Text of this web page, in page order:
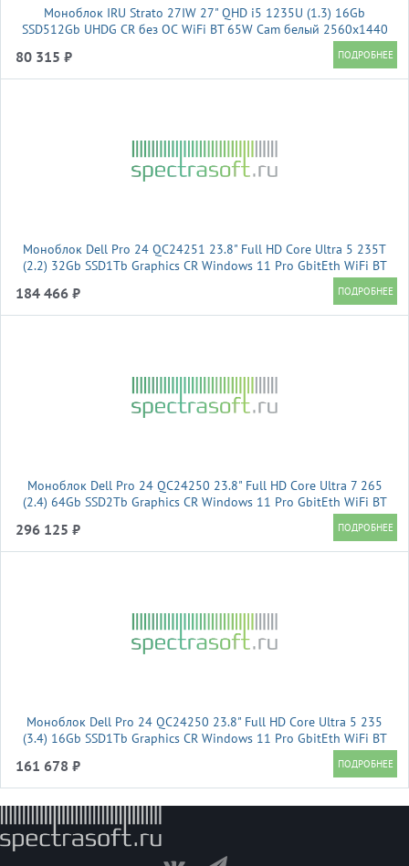
Моноблок IRU Strato 27IW 27" QHD i5 1235U (1.3) 16Gb
SSD512Gb UHDG CR без ОС WiFi BT 65W Cam белый 2560x1440
80 315 ₽
Моноблок Dell Pro 24 QC24251 23.8" Full HD Core Ultra 5 235T
(2.2) 32Gb SSD1Tb Graphics CR Windows 11 Pro GbitEth WiFi BT
130W клавиатура мышь Cam темно-серый 1920x1080
184 466 ₽
Моноблок Dell Pro 24 QC24250 23.8" Full HD Core Ultra 7 265
(2.4) 64Gb SSD2Tb Graphics CR Windows 11 Pro GbitEth WiFi BT
130W клавиатура мышь Cam темно-серый 1920x1080
296 125 ₽
Моноблок Dell Pro 24 QC24250 23.8" Full HD Core Ultra 5 235
(3.4) 16Gb SSD1Tb Graphics CR Windows 11 Pro GbitEth WiFi BT
130W клавиатура мышь Cam темно-серый 1920x1080
161 678 ₽